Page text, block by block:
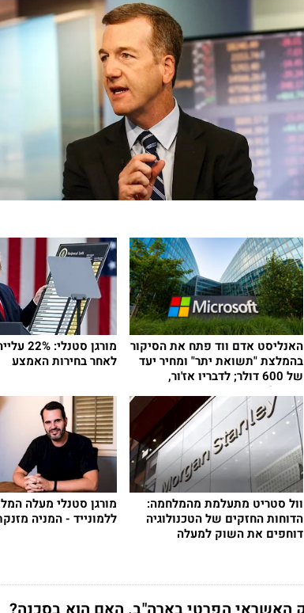
האנליסט אדם ווד פתח את הסיקור
בהמלצת "תשואת יתר" ומחיר יעד
של 600 דולר; לדבריו אז'ור,
קופיילוט ומגמת
מורגן
לאחר בחירות האמצע
וול סטריט מתעלמת מהמלחמה:
הדוחות החזקים של הטכנולוגיה
דוחפים את השוק למעלה
מורגן סטנלי מעלה
ללמונייד - המניה מזנקת